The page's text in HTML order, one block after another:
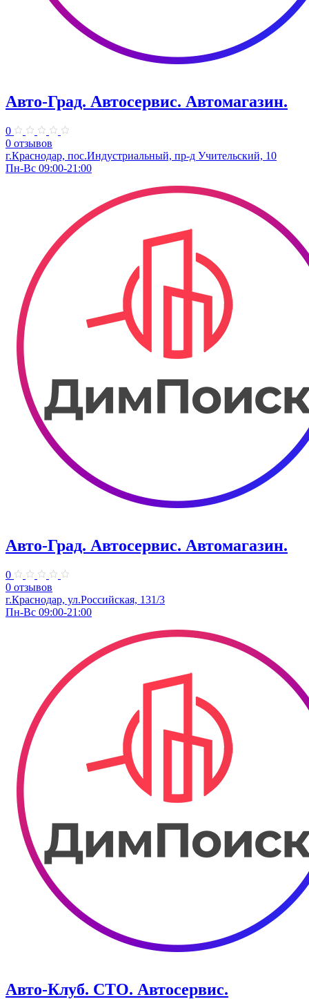
Авто-Град. Автосервис. Автомагазин.
0
0 отзывов
г.Краснодар, пос.Индустриальный, пр-д Учительский, 10
Пн-Вс 09:00-21:00
Авто-Град. Автосервис. Автомагазин.
0
0 отзывов
г.Краснодар, ул.Российская, 131/3
Пн-Вс 09:00-21:00
Авто-Клуб. СТО. Автосервис.